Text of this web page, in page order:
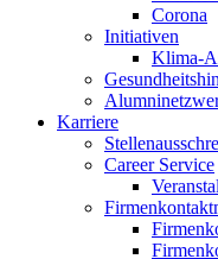
Corona
Initiativen
Klima-
Karriere
Career Service